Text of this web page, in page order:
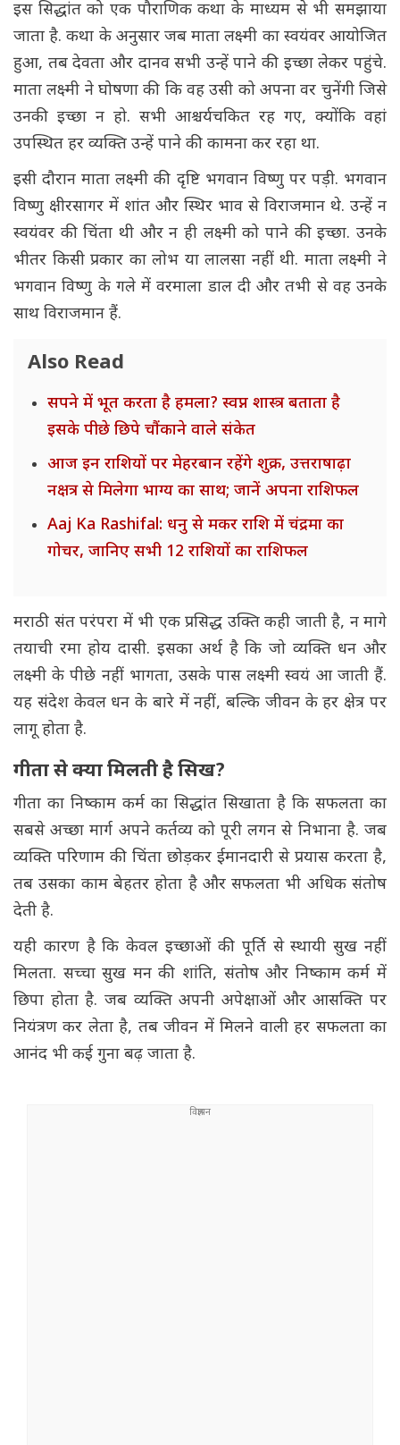
इस सिद्धांत को एक पौराणिक कथा के माध्यम से भी समझाया
जाता है. कथा के अनुसार जब माता लक्ष्मी का स्वयंवर आयोजित
हुआ, तब देवता और दानव सभी उन्हें पाने की इच्छा लेकर पहुंचे.
माता लक्ष्मी ने घोषणा की कि वह उसी को अपना वर चुनेंगी जिसे
उनकी इच्छा न हो. सभी आश्चर्यचकित रह गए, क्योंकि वहां
उपस्थित हर व्यक्ति उन्हें पाने की कामना कर रहा था.
इसी दौरान माता लक्ष्मी की दृष्टि भगवान विष्णु पर पड़ी. भगवान
विष्णु क्षीरसागर में शांत और स्थिर भाव से विराजमान थे. उन्हें न
स्वयंवर की चिंता थी और न ही लक्ष्मी को पाने की इच्छा. उनके
भीतर किसी प्रकार का लोभ या लालसा नहीं थी. माता लक्ष्मी ने
भगवान विष्णु के गले में वरमाला डाल दी और तभी से वह उनके
साथ विराजमान हैं.
Also Read
सपने में भूत करता है हमला? स्वप्न शास्त्र बताता है
इसके पीछे छिपे चौंकाने वाले संकेत
आज इन राशियों पर मेहरबान रहेंगे शुक्र, उत्तराषाढ़ा
नक्षत्र से मिलेगा भाग्य का साथ; जानें अपना राशिफल
Aaj Ka Rashifal: धनु से मकर राशि में चंद्रमा का
गोचर, जानिए सभी 12 राशियों का राशिफल
मराठी संत परंपरा में भी एक प्रसिद्ध उक्ति कही जाती है, न मागे
तयाची रमा होय दासी. इसका अर्थ है कि जो व्यक्ति धन और
लक्ष्मी के पीछे नहीं भागता, उसके पास लक्ष्मी स्वयं आ जाती हैं.
यह संदेश केवल धन के बारे में नहीं, बल्कि जीवन के हर क्षेत्र पर
लागू होता है.
गीता से क्या मिलती है सिख?
गीता का निष्काम कर्म का सिद्धांत सिखाता है कि सफलता का
सबसे अच्छा मार्ग अपने कर्तव्य को पूरी लगन से निभाना है. जब
व्यक्ति परिणाम की चिंता छोड़कर ईमानदारी से प्रयास करता है,
तब उसका काम बेहतर होता है और सफलता भी अधिक संतोष
देती है.
यही कारण है कि केवल इच्छाओं की पूर्ति से स्थायी सुख नहीं
मिलता. सच्चा सुख मन की शांति, संतोष और निष्काम कर्म में
छिपा होता है. जब व्यक्ति अपनी अपेक्षाओं और आसक्ति पर
नियंत्रण कर लेता है, तब जीवन में मिलने वाली हर सफलता का
आनंद भी कई गुना बढ़ जाता है.